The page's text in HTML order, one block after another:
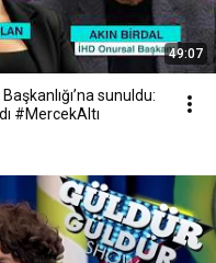
49:07
sunuldu:
#MercekAltı